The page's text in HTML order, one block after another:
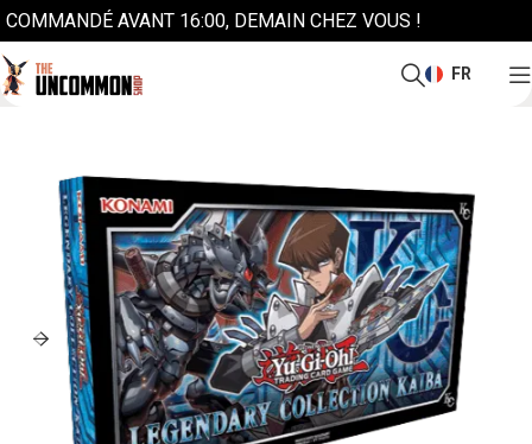
COMMANDÉ AVANT 16:00, DEMAIN CHEZ VOUS !
FR